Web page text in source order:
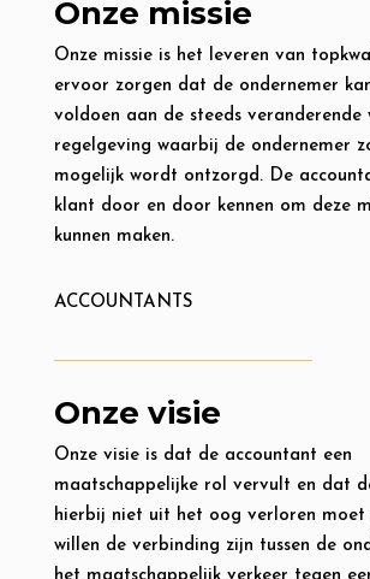
Onze missie
Onze missie is het leveren van
ervoor zorgen dat de ondernemer
voldoen aan de steeds veranderende
regelgeving waarbij de ondernemer
mogelijk wordt ontzorgd. De
klant door en door kennen om deze
kunnen maken.
ACCOUNTANTS
Onze visie
Onze visie is dat de accountant een
maatschappelijke rol vervult en dat
hierbij niet uit het oog verloren moet
willen de verbinding zijn tussen de